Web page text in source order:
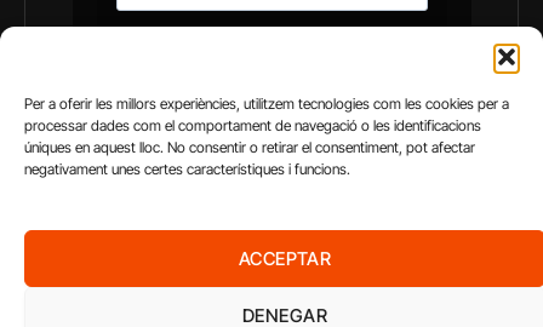
Per a oferir les millors experiències, utilitzem tecnologies com les cookies per a
processar dades com el comportament de navegació o les identificacions
úniques en aquest lloc. No consentir o retirar el consentiment, pot afectar
negativament unes certes característiques i funcions.
ACCEPTAR
DENEGAR
AMB EL SUPORT DE